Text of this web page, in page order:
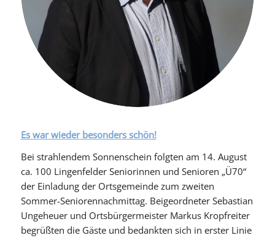
Es war wieder besonders schön!
Bei strahlendem Sonnenschein folgten am 14. August
ca. 100 Lingenfelder Seniorinnen und Senioren „Ü70“
der Einladung der Ortsgemeinde zum zweiten
Sommer-Seniorennachmittag. Beigeordneter Sebastian
Ungeheuer und Ortsbürgermeister Markus Kropfreiter
begrüßten die Gäste und bedankten sich in erster Linie